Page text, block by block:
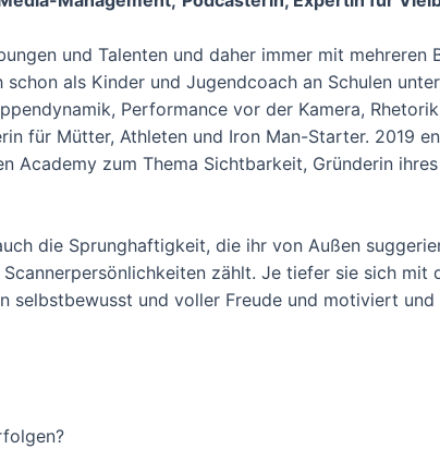
und Talenten und daher immer mit mehreren
als Kinder und Jugendcoach an Schulen
Performance vor der Kamera,
für Mütter, Athleten und Iron Man-Starter. 2019
Academy zum Thema Sichtbarkeit, Gründerin
die Sprunghaftigkeit, die ihr von Außen
zählt. Je tiefer sie sich
selbstbewusst und voller Freude und motiviert